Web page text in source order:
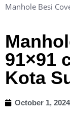
Manhole Besi
91×91
Kota
October 1, 2024